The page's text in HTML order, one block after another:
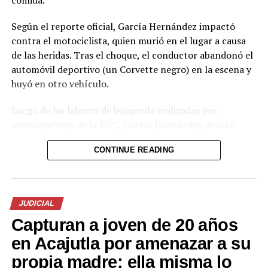
Según el reporte oficial, García Hernández impactó
contra el motociclista, quien murió en el lugar a causa
de las heridas. Tras el choque, el conductor abandonó el
automóvil deportivo (un Corvette negro) en la escena y
huyó en otro vehículo.
Luego de las labores de búsqueda realizadas por
presentarse de manera voluntaria en una de las
delegaciones policiales. La institución informó que será
El caso generó fuerte conmoción en redes sociales,
donde se viralizaron imágenes del Corvette abandonado
y especulaciones sobre la identidad del conductor. La
Policía aclaró la situación con el comunicado oficial de
este sábado.
CONTINUE READING
JUDICIAL
Capturan a joven de 20 años
en Acajutla por amenazar a su
propia madre: ella misma lo